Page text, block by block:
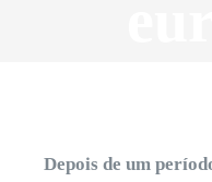
Depois de um